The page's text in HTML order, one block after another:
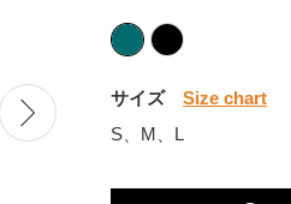
サイズ Size chart
S、M、L